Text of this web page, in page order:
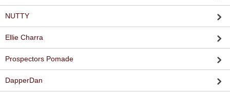
NUTTY
Ellie Charra
Prospectors Pomade
DapperDan